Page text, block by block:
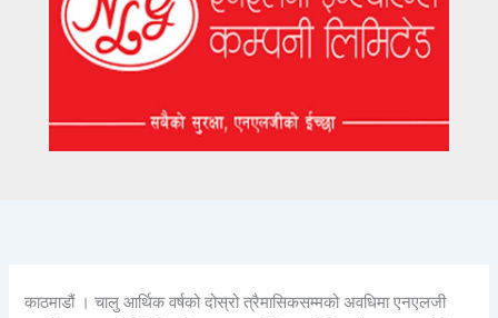
काठमाडौं । चालु आर्थिक वर्षको दोस्रो त्रैमासिकसम्मको अवधिमा एनएलजी